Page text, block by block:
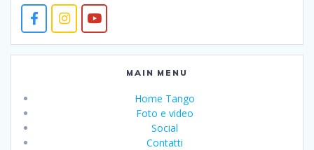
MAIN MENU
Home Tango
Foto e video
Social
Contatti